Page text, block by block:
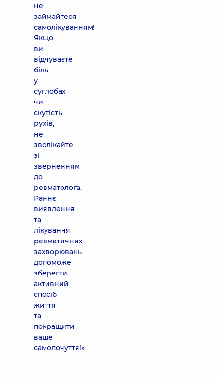
не
займайтеся
самолікуванням!
Якщо
ви
відчуваєте
біль
у
суглобах
чи
скутість
рухів,
не
зволікайте
зі
зверненням
до
ревматолога.
Раннє
виявлення
та
лікування
ревматичних
захворювань
допоможе
зберегти
активний
спосіб
життя
та
покращити
ваше
самопочуття!»